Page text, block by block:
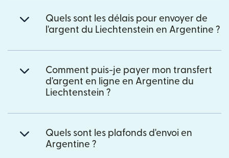
Quels sont les délais pour envoyer de
l'argent du Liechtenstein en Argentine ?
Comment puis-je payer mon transfert
d'argent en ligne en Argentine du
Liechtenstein ?
Quels sont les plafonds d'envoi en
Argentine ?